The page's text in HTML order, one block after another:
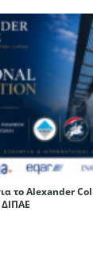
το Alexander